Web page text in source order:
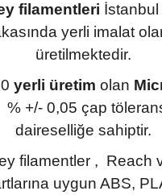
filamentleri
yerli imalat
üretilmektedir.
yerli üretim olan
+/- 0,05 çap
daireselliğe sahiptir.
filamentler , Reach
uygun ABS,